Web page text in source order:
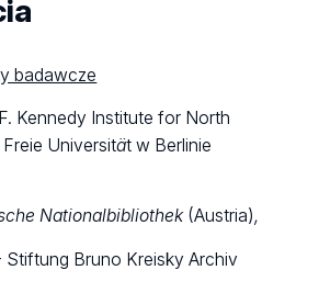
badawcze
Kennedy Institute for North
Universität w Berlinie
Nationalbibliothek (Austria),
Stiftung Bruno Kreisky Archiv